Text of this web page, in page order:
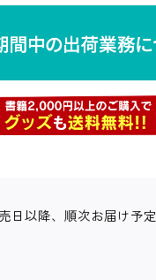
日以降、順次お届け予定